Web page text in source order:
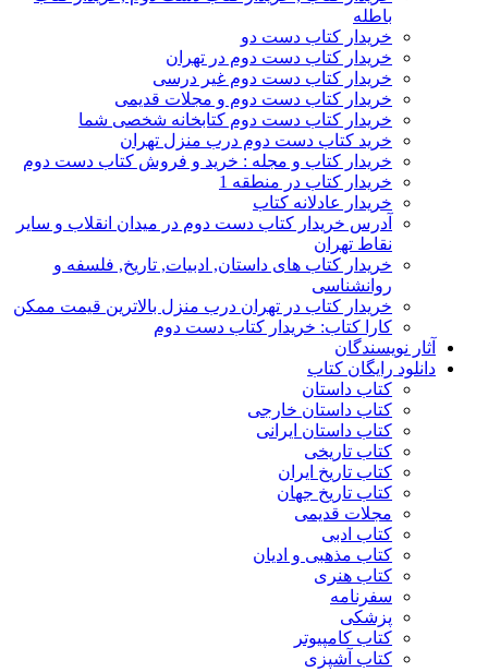
باطله
خریدار کتاب دست دو
خریدار کتاب دست دوم در تهران
خریدار کتاب دست دوم غیر درسی
خریدار کتاب دست دوم و مجلات قدیمی
خریدار کتاب دست دوم کتابخانه شخصی شما
خرید کتاب دست دوم درب منزل تهران
خریدار کتاب و مجله : خرید و فروش کتاب دست دوم
خریدار کتاب در منطقه 1
خریدار عادلانه کتاب
آدرس خریدار کتاب دست دوم در میدان انقلاب و سایر
نقاط تهران
خریدار کتاب های داستان, ادبیات, تاریخ, فلسفه و
روانشناسی
خریدار کتاب در تهران درب منزل بالاترین قیمت ممکن
کارا کتاب: خریدار کتاب دست دوم
آثار نویسندگان
دانلود رایگان کتاب
کتاب داستان
کتاب داستان خارجی
کتاب داستان ایرانی
کتاب تاریخی
کتاب تاریخ ایران
کتاب تاریخ جهان
مجلات قدیمی
کتاب ادبی
کتاب مذهبی و ادیان
کتاب هنری
سفرنامه
پزشکی
کتاب کامپیوتر
کتاب آشپزی